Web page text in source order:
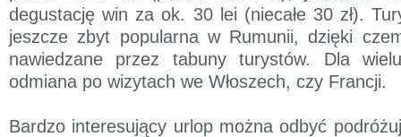
degustację win za ok. 30 lei (niecałe 30 zł).
jeszcze zbyt popularna w Rumunii, dzięki
nawiedzane przez tabuny turystów. Dla
odmiana po wizytach we Włoszech, czy Francji.
Bardzo interesujący urlop można odbyć